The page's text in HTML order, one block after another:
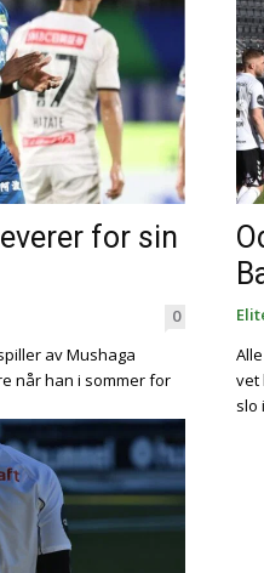
for sin
0
av Mushaga
når han i sommer for
vet
slo